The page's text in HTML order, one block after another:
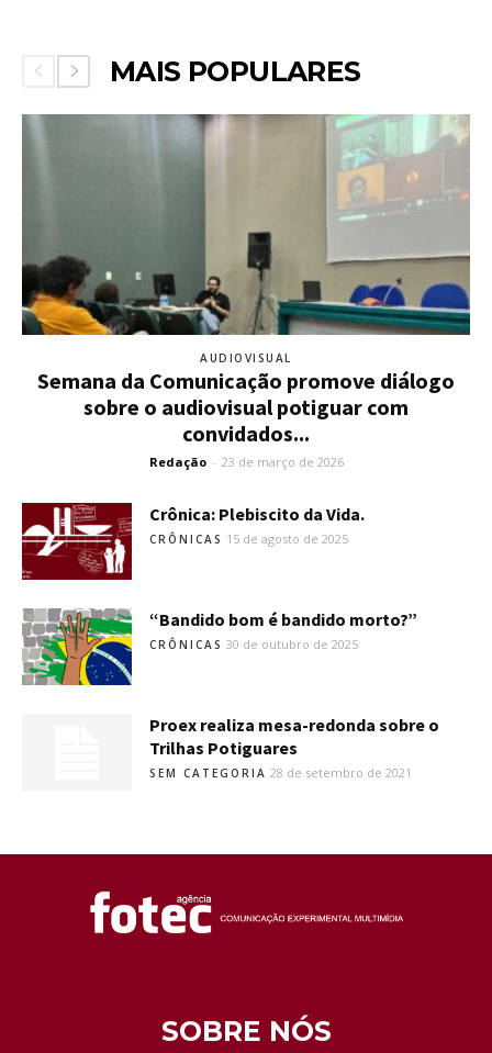
MAIS POPULARES
AUDIOVISUAL
Semana da Comunicação promove diálogo
sobre o audiovisual potiguar com
convidados...
Redação - 23 de março de 2026
Crônica: Plebiscito da Vida.
CRÔNICAS 15 de agosto de 2025
“Bandido bom é bandido morto?”
CRÔNICAS 30 de outubro de 2025
Proex realiza mesa-redonda sobre o
Trilhas Potiguares
SEM CATEGORIA 28 de setembro de 2021
SOBRE NÓS